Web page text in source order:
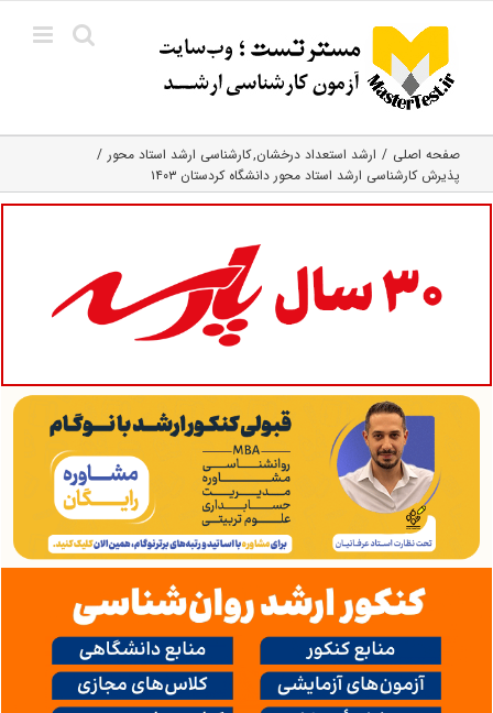
content
صفحه اصلی ارشد استعداد درخشان کارشناسی ارشد استاد محور
پذیرش کارشناسی ارشد استاد محور دانشگاه کردستان ۱۴۰۳